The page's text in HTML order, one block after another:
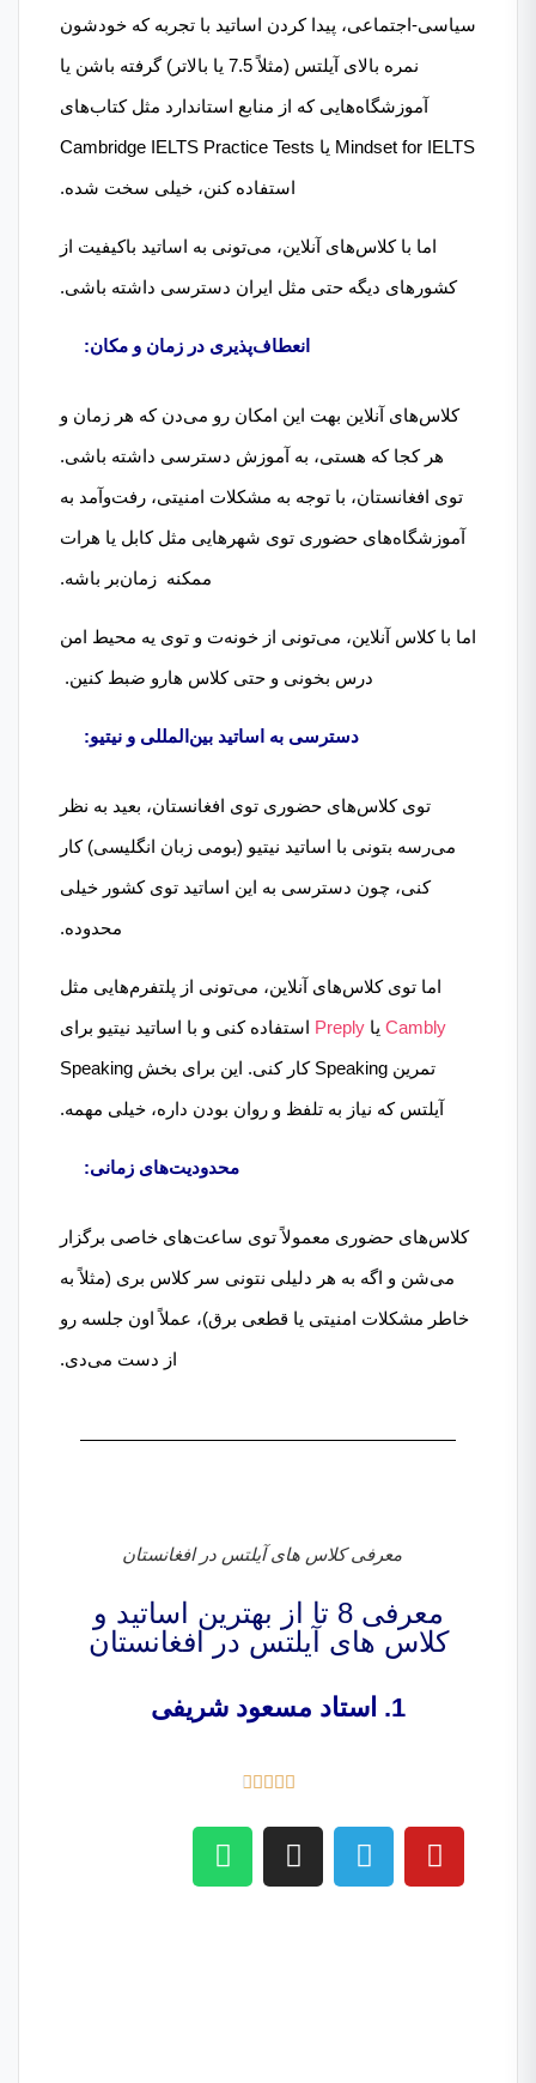
سیاسی-اجتماعی، پیدا کردن اساتید با تجربه که خودشون
نمره بالای آیلتس (مثلاً 7.5 یا بالاتر) گرفته باشن یا
آموزشگاه‌هایی که از منابع استاندارد مثل کتاب‌های
Mindset for IELTS یا Cambridge IELTS Practice Tests
استفاده کنن، خیلی سخت شده.
اما با کلاس‌های آنلاین، می‌تونی به اساتید باکیفیت از
کشورهای دیگه حتی مثل ایران دسترسی داشته باشی.
انعطاف‌پذیری در زمان و مکان:
کلاس‌های آنلاین بهت این امکان رو می‌دن که هر زمان و
هر کجا که هستی، به آموزش دسترسی داشته باشی.
توی افغانستان، با توجه به مشکلات امنیتی، رفت‌وآمد به
آموزشگاه‌های حضوری توی شهرهایی مثل کابل یا هرات
ممکنه زمان‌بر باشه.
اما با کلاس آنلاین، می‌تونی از خونه‌ت و توی یه محیط امن
درس بخونی و حتی کلاس هارو ضبط کنین.
دسترسی به اساتید بین‌المللی و نیتیو:
توی کلاس‌های حضوری توی افغانستان، بعید به نظر
می‌رسه بتونی با اساتید نیتیو (بومی زبان انگلیسی) کار
کنی، چون دسترسی به این اساتید توی کشور خیلی
محدوده.
اما توی کلاس‌های آنلاین، می‌تونی از پلتفرم‌هایی مثل
Cambly یا Preply استفاده کنی و با اساتید نیتیو برای
تمرین Speaking کار کنی. این برای بخش Speaking
آیلتس که نیاز به تلفظ و روان بودن داره، خیلی مهمه.
محدودیت‌های زمانی:
کلاس‌های حضوری معمولاً توی ساعت‌های خاصی برگزار
می‌شن و اگه به هر دلیلی نتونی سر کلاس بری (مثلاً به
خاطر مشکلات امنیتی یا قطعی برق)، عملاً اون جلسه رو
از دست می‌دی.
معرفی کلاس های آیلتس در افغانستان
معرفی 8 تا از بهترین اساتید و
کلاس های آیلتس در افغانستان
1. استاد مسعود شریفی




